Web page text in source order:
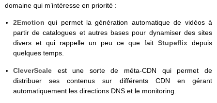
domaine qui m’intéresse en priorité :
2Emotion qui permet la génération automatique de vidéos à
partir de catalogues et autres bases pour dynamiser des sites
divers et qui rappelle un peu ce que fait Stupeflix depuis
quelques temps.
CleverScaleest une sorte de méta-CDN qui permet de
distribuer ses contenus sur différents CDN en gérant
automatiquement les directions DNS et le monitoring.